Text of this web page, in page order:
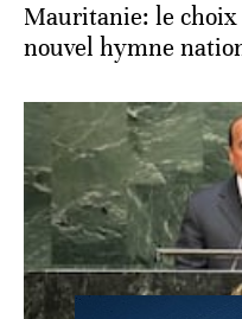
Mauritanie: le
nouvel hymne